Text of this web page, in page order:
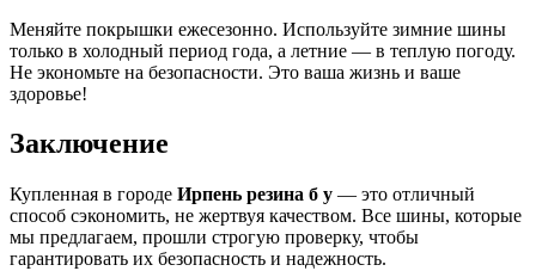
Меняйте покрышки ежесезонно. Используйте зимние шины
только в холодный период года, а летние — в теплую погоду.
Не экономьте на безопасности. Это ваша жизнь и ваше
здоровье!
Заключение
Купленная в городе Ирпень резина б у — это отличный
способ сэкономить, не жертвуя качеством. Все шины, которые
мы предлагаем, прошли строгую проверку, чтобы
гарантировать их безопасность и надежность.